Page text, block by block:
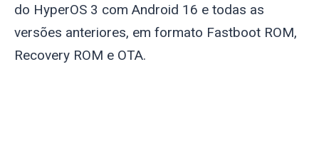
do HyperOS 3 com Android 16 e todas as
versões anteriores, em formato Fastboot ROM,
Recovery ROM e OTA.